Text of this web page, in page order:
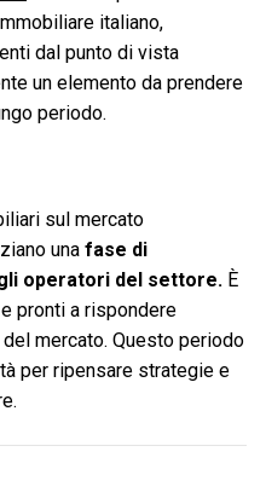
italiano,
dal punto di vista
un elemento da prendere
periodo.
sul mercato
una fase di
operatori del settore. È
pronti a rispondere
mercato. Questo periodo
per ripensare strategie e